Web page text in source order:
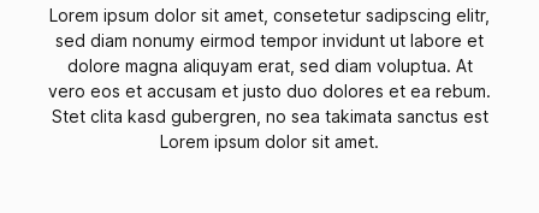
Lorem ipsum dolor sit amet, consetetur sadipscing elitr,
sed diam nonumy eirmod tempor invidunt ut labore et
dolore magna aliquyam erat, sed diam voluptua. At
vero eos et accusam et justo duo dolores et ea rebum.
Stet clita kasd gubergren, no sea takimata sanctus est
Lorem ipsum dolor sit amet.